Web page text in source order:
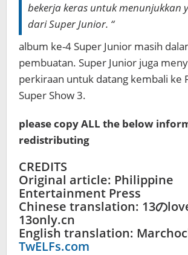
bekerja keras untuk menunjukkan
dari Super Junior. “
album ke-4 Super Junior masih
pembuatan. Super Junior juga
perkiraan untuk datang kembali ke
Super Show 3.
please copy ALL the below
redistributing
CREDITS
Original article: Philippine
Entertainment Press
Chinese translation: 13の
13only.cn
English translation:
TwELFs.com